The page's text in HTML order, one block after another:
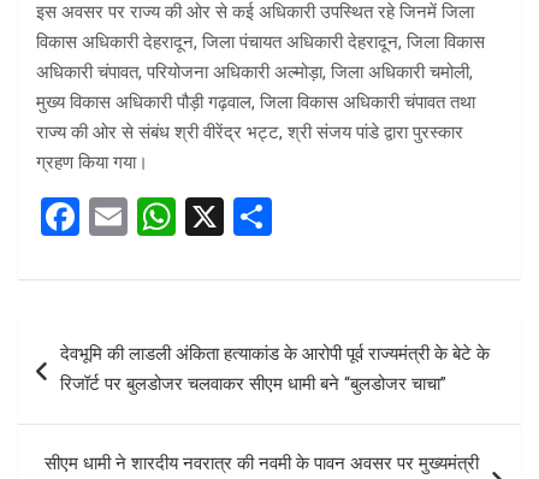
इस अवसर पर राज्य की ओर से कई अधिकारी उपस्थित रहे जिनमें जिला
विकास अधिकारी देहरादून, जिला पंचायत अधिकारी देहरादून, जिला विकास
अधिकारी चंपावत, परियोजना अधिकारी अल्मोड़ा, जिला अधिकारी चमोली,
मुख्य विकास अधिकारी पौड़ी गढ़वाल, जिला विकास अधिकारी चंपावत तथा
राज्य की ओर से संबंध श्री वीरेंद्र भट्ट, श्री संजय पांडे द्वारा पुरस्कार
ग्रहण किया गया।
F
ce
b
o
k
E
ail
W
at
s
A
p
X
ar
e
navigation
देवभूमि की लाडली अंकिता हत्याकांड के आरोपी पूर्व राज्यमंत्री के बेटे के
रिजॉर्ट पर बुलडोजर चलवाकर सीएम धामी बने “बुलडोजर चाचा”
सीएम धामी ने शारदीय नवरात्र की नवमी के पावन अवसर पर मुख्यमंत्री